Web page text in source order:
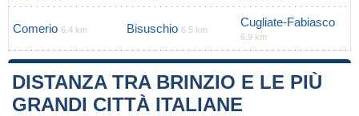
Comerio 6.4 km Bisuschio 6.5 km
Cugliate-Fabiasco
6.9 km
DISTANZA TRA BRINZIO E LE PIÙ
GRANDI CITTÀ ITALIANE